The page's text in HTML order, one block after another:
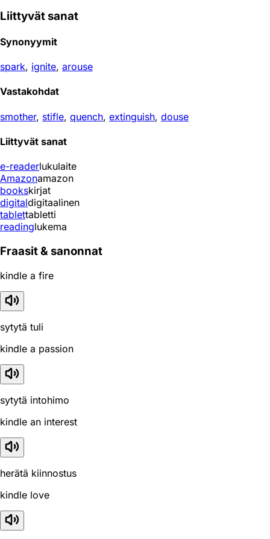
Liittyvät sanat
Synonyymit
spark, ignite, arouse
Vastakohdat
smother, stifle, quench, extinguish, douse
Liittyvät sanat
e-readerlukulaite
Amazonamazon
bookskirjat
digitaldigitaalinen
tablettabletti
readinglukema
Fraasit & sanonnat
kindle a fire
sytytä tuli
kindle a passion
sytytä intohimo
kindle an interest
herätä kiinnostus
kindle love